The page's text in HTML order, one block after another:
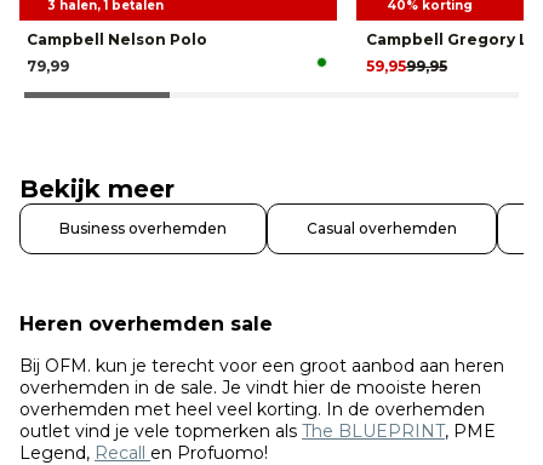
3 halen, 1 betalen
Campbell Nelson Polo
79,99
40% korting
Campbell Gregory
99,95
59,95
Bekijk meer
Business overhemden Casual overhemden
Heren overhemden sale
Bij OFM. kun je terecht voor een groot aanbod aan heren
overhemden in de sale. Je vindt hier de mooiste heren
overhemden met heel veel korting. In de overhemden
outlet vind je vele topmerken als The BLUEPRINT, PME
Legend, Recall en Profuomo!